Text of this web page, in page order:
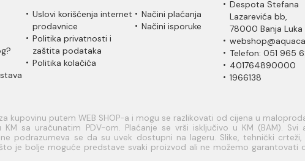
Uslovi korišćenja internet
prodavnice
Politika privatnosti i
zaštita podataka
Politika kolačića
Načini plaćanja
Načini isporuke
Despota Stefana
Lazarevića bb,
78000 Banja Luka
Telefon: 051 965
401764890000
1966138
kupovinu putem WEB SHOP-a i mogu se razlikovati od cijena u
sa uračunatim PDV-om. Plaćanje se vrši isključivo u KM (BAM). Svi
podrazumeva se da su uvek dostupni na lageru. Slike, tehnički crteži,
je bolje moguće predstave svaki proizvod ali ne možemo garantovati